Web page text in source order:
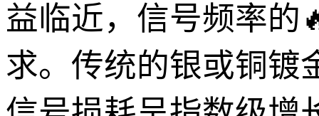
益临近，信号频率的
求。传统的银或铜镀